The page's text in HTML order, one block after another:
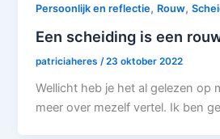
Persoonlijk en reflectie, Rouw,
Een scheiding is een
patriciaheres/23 oktober 2022
Wellicht heb je het al gelezen op
meer over mezelf vertel. Ik ben